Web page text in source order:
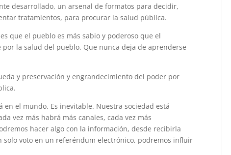
desarrollado, un arsenal de formatos para decidir,
tratamientos, para procurar la salud pública.
que el pueblo es más sabio y poderoso que el
la salud del pueblo. Que nunca deja de aprenderse
y preservación y engrandecimiento del poder por
el mundo. Es inevitable. Nuestra sociedad está
vez más habrá más canales, cada vez más
hacer algo con la información, desde recibirla
solo voto en un referéndum electrónico, podremos influir